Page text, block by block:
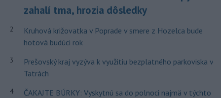
zahalí tma, hrozia dôsledky
2
Kruhová križovatka v Poprade v smere z Hozelca bude
hotová budúci rok
3
Prešovský kraj vyzýva k využitiu bezplatného parkoviska v
Tatrách
4
ČAKAJTE BÚRKY: Vyskytnú sa do polnoci najmä v týchto